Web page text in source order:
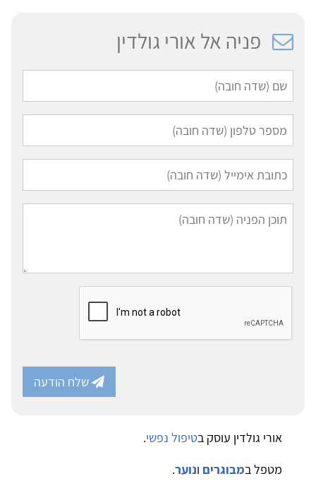
פניה אל אורי גולדין
שלח הודעה
אורי גולדין עוסק בטיפול נפשי.
מטפל במבוגרים ונוער.